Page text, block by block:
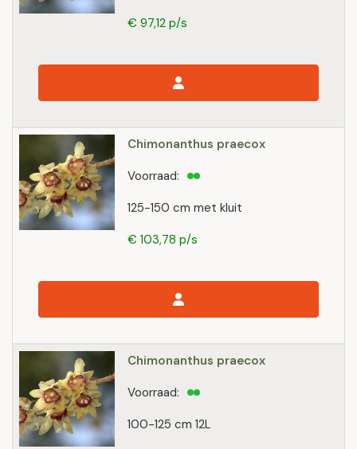
€ 97,12 p/s
Chimonanthus praecox
125-150 cm met kluit
Voorraad:
€ 103,78 p/s
Chimonanthus praecox
100-125 cm 12L
Voorraad: